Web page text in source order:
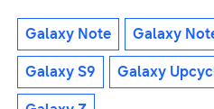
Galaxy Note Galaxy
Galaxy S9 Galaxy